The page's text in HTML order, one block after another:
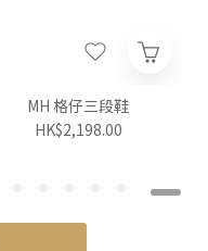
MH 格仔三段鞋
HK$2,198.00